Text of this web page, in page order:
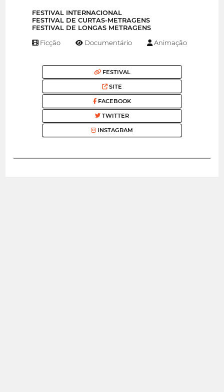
FESTIVAL INTERNACIONAL
FESTIVAL DE CURTAS-METRAGENS
FESTIVAL DE LONGAS METRAGENS
Ficção Documentário Animação
FESTIVAL
SITE
FACEBOOK
TWITTER
INSTAGRAM